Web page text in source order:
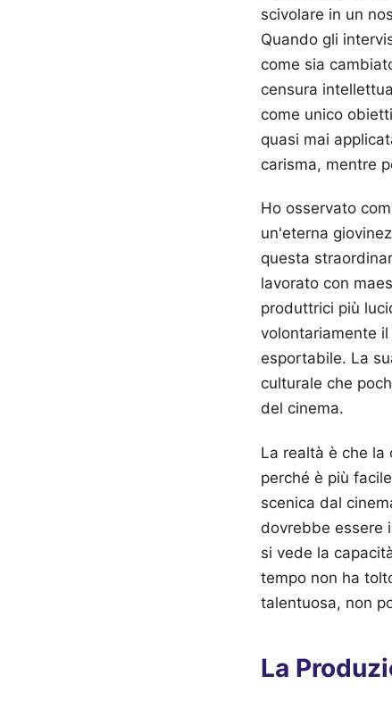
scivolare in un
Quando gli
come sia
censura
come unico
quasi mai
carisma, mentre
Ho osservato
un'eterna
questa
lavorato con
produttrici più
volontariamente
esportabile. La
culturale che
del cinema.
La realtà è che la
perché è più
scenica dal
dovrebbe essere
si vede la
tempo non ha
talentuosa, non
La